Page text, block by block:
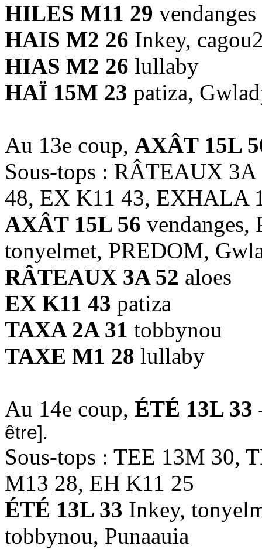
HILES M11 29 vendanges
HAIS M2 26 Inkey,
HIAS M2 26 lullaby
HAÏ 15M 23 patiza,
Au 13e coup, AXÂT 15L
Sous-tops : RÂTEAUX
48, EX K11 43, EXHALA
AXÂT 15L 56 vendanges,
tonyelmet, PREDOM,
RÂTEAUX 3A 52 aloes
EX K11 43 patiza
TAXA 2A 31 tobbynou
TAXE M1 28 lullaby
Au 14e coup, ÉTÉ 13L 33
être].
Sous-tops : TEE 13M 30,
M13 28, EH K11 25
ÉTÉ 13L 33 Inkey,
tobbynou, Punaauia